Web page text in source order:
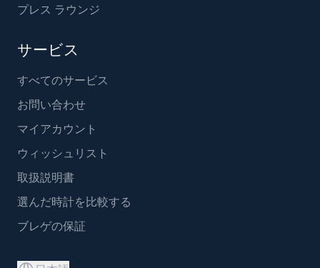
プレス ラウンジ
サービス
すべてのサービス
お問い合わせ
マイアカウント
ウィッシュリスト
取扱説明書
選んだ時計を比較する
ブレゲの保証